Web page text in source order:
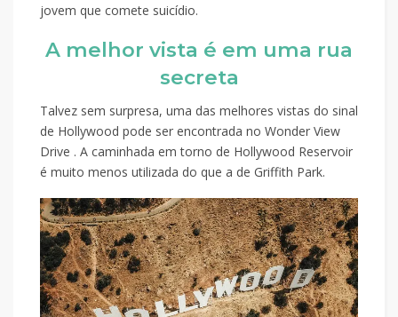
jovem que comete suicídio.
A melhor vista é em uma rua
secreta
Talvez sem surpresa, uma das melhores vistas do sinal
de Hollywood pode ser encontrada no Wonder View
Drive . A caminhada em torno de Hollywood Reservoir
é muito menos utilizada do que a de Griffith Park.